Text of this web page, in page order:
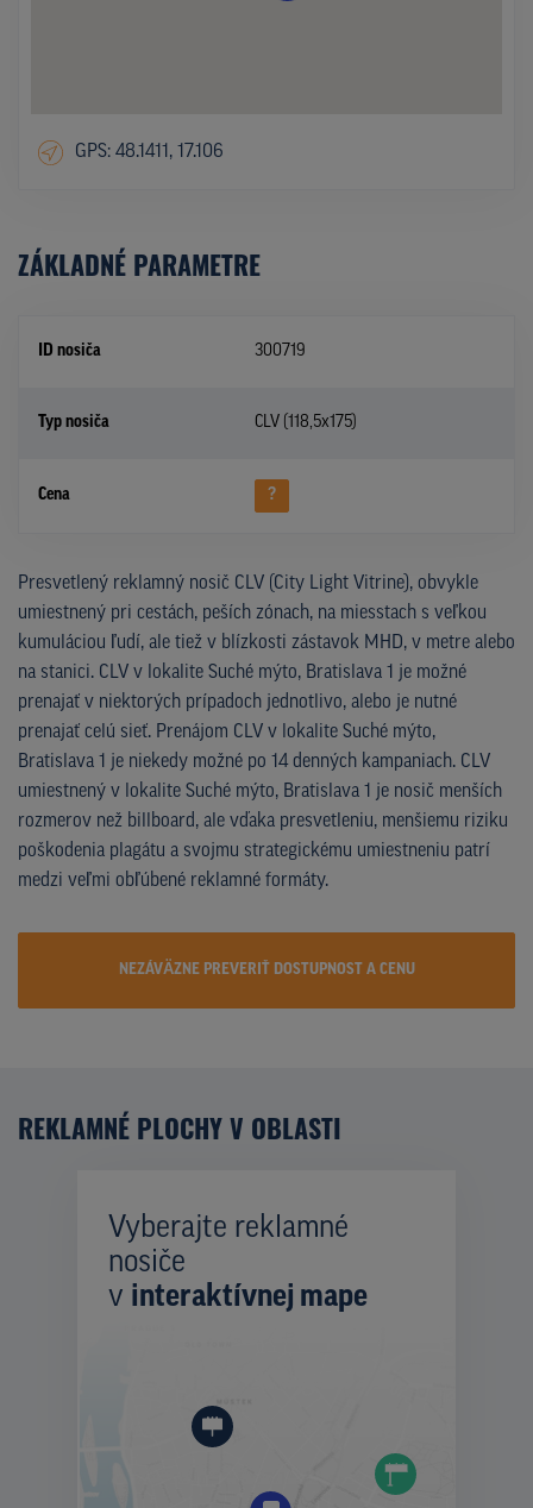
GPS: 48.1411, 17.106
ZÁKLADNÉ PARAMETRE
ID nosiča 300719
Typ nosiča CLV (118,5x175)
Cena ?
Presvetlený reklamný nosič CLV (City Light Vitrine), obvykle
umiestnený pri cestách, peších zónach, na miesstach s veľkou
kumuláciou ľudí, ale tiež v blízkosti zástavok MHD, v metre alebo
na stanici. CLV v lokalite Suché mýto, Bratislava 1 je možné
prenajať v niektorých prípadoch jednotlivo, alebo je nutné
prenajať celú sieť. Prenájom CLV v lokalite Suché mýto,
Bratislava 1 je niekedy možné po 14 denných kampaniach. CLV
umiestnený v lokalite Suché mýto, Bratislava 1 je nosič menších
rozmerov než billboard, ale vďaka presvetleniu, menšiemu riziku
poškodenia plagátu a svojmu strategickému umiestneniu patrí
medzi veľmi obľúbené reklamné formáty.
NEZÁVÄZNE PREVERIŤ DOSTUPNOST A CENU
REKLAMNÉ PLOCHY V OBLASTI
Vyberajte reklamné
nosiče
v interaktívnej mape